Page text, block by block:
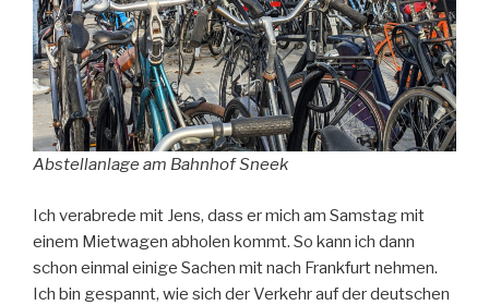
Abstellanlage am Bahnhof Sneek
Ich verabrede mit Jens, dass er mich am Samstag mit
einem Mietwagen abholen kommt. So kann ich dann
schon einmal einige Sachen mit nach Frankfurt nehmen.
Ich bin gespannt, wie sich der Verkehr auf der deutschen